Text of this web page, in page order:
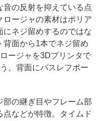
音の反射を抑えている点
ロージャの素材はポリア
にネジ留めするのではな
背面から1本でネジ留め
ージャを3Dプリンタで
。背面にバスレフポー
の継ぎ目やフレーム部
などが特徴。タイムド